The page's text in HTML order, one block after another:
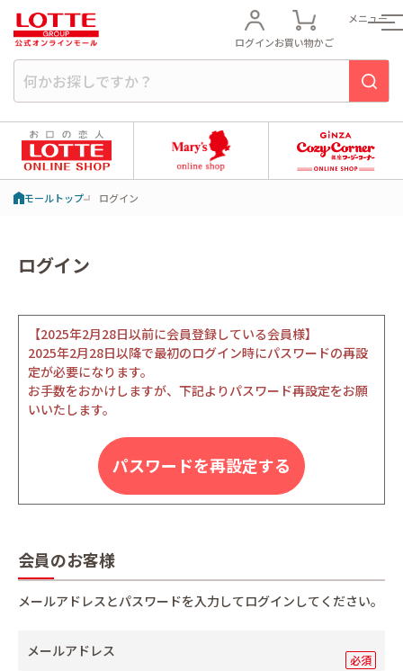
ログインお買い物かご
メニュー
モールトップ ログイン
ログイン
【2025年2月28日以前に会員登録している会員様】
2025年2月28日以降で最初のログイン時にパスワードの再設
定が必要になります。
お手数をおかけしますが、下記よりパスワード再設定をお願
いいたします。
パスワードを再設定する
会員のお客様
メールアドレスとパスワードを入力してログインしてください。
メールアドレス